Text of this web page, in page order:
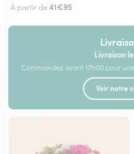
À partir de41€95
Livraison
Commandez avant 17h00 pour
Voir notre